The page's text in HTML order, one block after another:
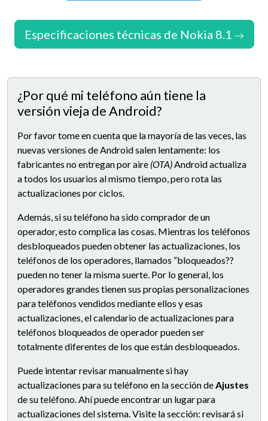
Especificaciones técnicas de Nokia 8.1
¿Por qué mi teléfono aún tiene la
versión vieja de Android?
Por favor tome en cuenta que la mayoría de las veces, las
nuevas versiones de Android salen lentamente: los
fabricantes no entregan por aire (OTA)Android actualiza
a todos los usuarios al mismo tiempo, pero rota las
actualizaciones por ciclos.
Además, si su teléfono ha sido comprador de un
operador, esto complica las cosas. Mientras los teléfonos
desbloqueados pueden obtener las actualizaciones, los
teléfonos de los operadores, llamados “bloqueados??
pueden no tener la misma suerte. Por lo general, los
operadores grandes tienen sus propias personalizaciones
para teléfonos vendidos mediante ellos y esas
actualizaciones, el calendario de actualizaciones para
teléfonos bloqueados de operador pueden ser
totalmente diferentes de los que están desbloqueados.
Puede intentar revisar manualmente si hay
actualizaciones para su teléfono en la sección deAjustes
de su teléfono. Ahí puede encontrar un lugar para
actualizaciones del sistema. Visite la sección: revisará si